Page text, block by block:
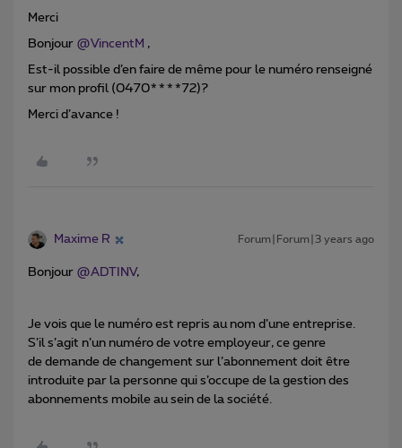
Merci
Bonjour @VincentM ,
Est-il possible d’en faire de même pour le numéro renseigné
sur mon profil (0470****72)?
Merci d’avance !
Maxime R Forum|Forum|3 years ago
Bonjour @ADTINV,
Je vois que le numéro est repris au nom d’une entreprise.
S’il s’agit n’un numéro de votre employeur, ce genre
de demande de changement sur l’abonnement doit être
introduite par la personne qui s’occupe de la gestion des
abonnements mobile au sein de la société.